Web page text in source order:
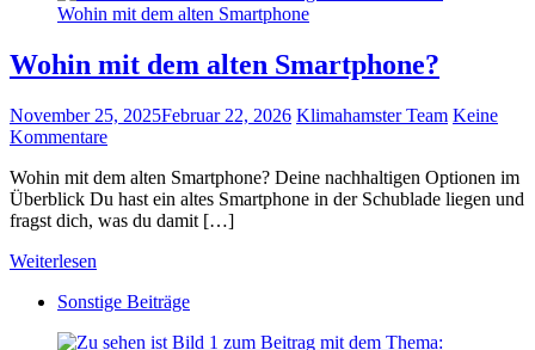
Wohin mit dem alten Smartphone?
November 25, 2025Februar 22, 2026 Klimahamster Team Keine
Kommentare
Wohin mit dem alten Smartphone? Deine nachhaltigen Optionen im
Überblick Du hast ein altes Smartphone in der Schublade liegen und
fragst dich, was du damit […]
Weiterlesen
Sonstige Beiträge